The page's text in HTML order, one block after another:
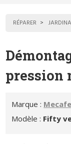
RÉPARER
pression
Marque :
Modèle : Fifty